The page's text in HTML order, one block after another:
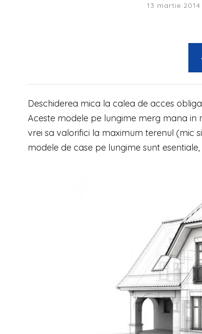
13 martie 2014
Deschiderea mica la calea de acces
Aceste modele pe lungime merg mana in
vrei sa valorifici la maximum terenul (mic
modele de case pe lungime sunt